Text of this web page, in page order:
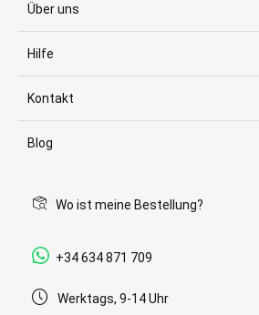
Über uns
Hilfe
Kontakt
Blog
Wo ist meine Bestellung?
+34 634 871 709
Werktags, 9-14 Uhr